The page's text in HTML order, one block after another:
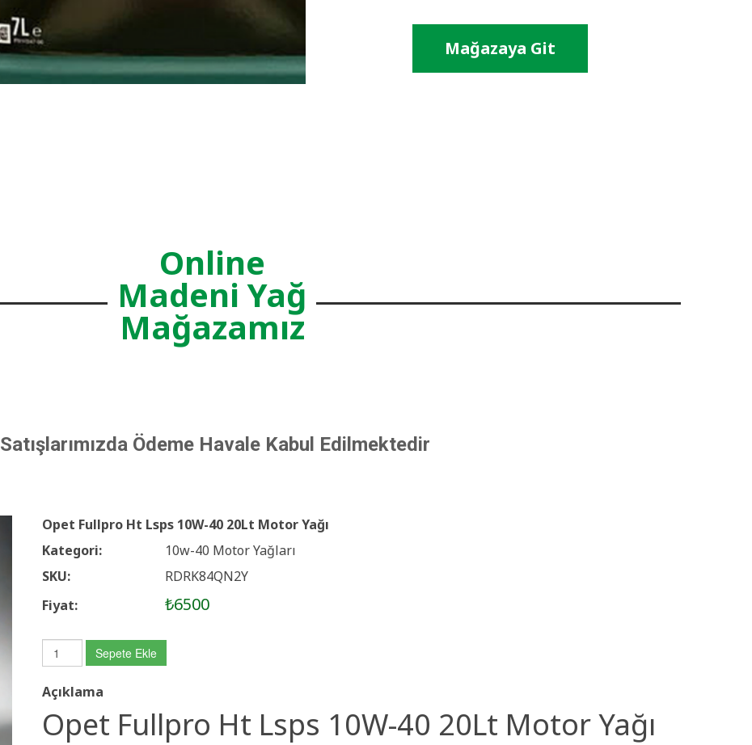
Mağazaya Git
Online
Madeni Yağ
Mağazamız
Satışlarımızda Ödeme Havale Kabul Edilmektedir
Opet Fullpro Ht Lsps 10W-40 20Lt Motor Yağı
Kategori:
10w-40 Motor Yağları
SKU:
RDRK84QN2Y
Fiyat:
₺6500
Sepete Ekle
Açıklama
Opet Fullpro Ht Lsps 10W-40 20Lt Motor Yağı